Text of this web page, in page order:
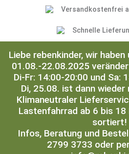
Versandkostenfrei
Schnelle
Liebe rebenkinder, wir
01.08.-22.08.2025
Di-Fr: 14:00-20:00 und Sa:
Di, 25.08. ist dann
Klimaneutraler
Lastenfahrrad ab 6 bis 18
sortiert!
Infos, Beratung und
2799 3733 oder